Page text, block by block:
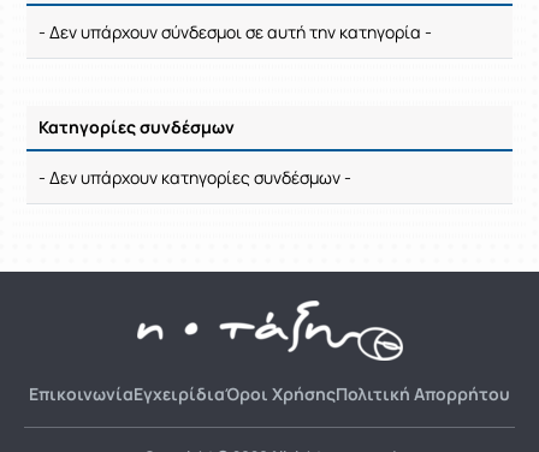
- Δεν υπάρχουν σύνδεσμοι σε αυτή την κατηγορία -
Κατηγορίες συνδέσμων
Ρυθμίσεις επιλογής / Αποτελέσματα
- Δεν υπάρχουν κατηγορίες συνδέσμων -
ΕπικοινωνίαΕγχειρίδιαΌροι ΧρήσηςΠολιτική Απορρήτου